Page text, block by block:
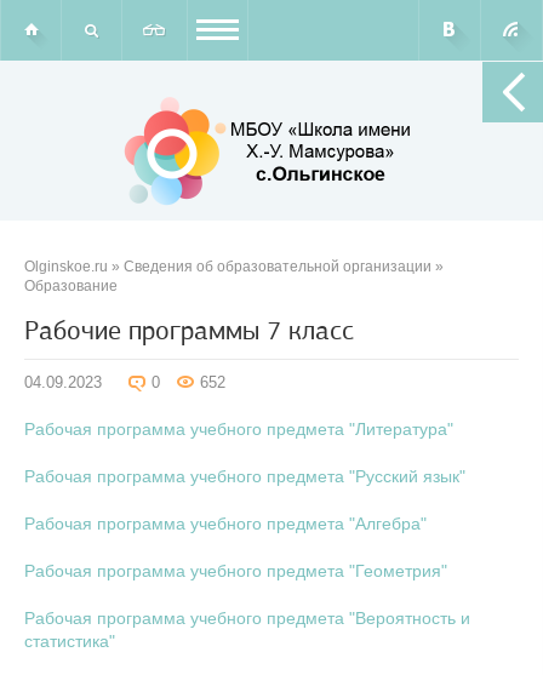
Olginskoe.ru » Сведения об образовательной организации »
Образование
Рабочие программы 7 класс
04.09.2023 0 652
Рабочая программа учебного предмета "Литература"
Рабочая программа учебного предмета "Русский язык"
Рабочая программа учебного предмета "Алгебра"
Рабочая программа учебного предмета "Геометрия"
Рабочая программа учебного предмета "Вероятность и
статистика"